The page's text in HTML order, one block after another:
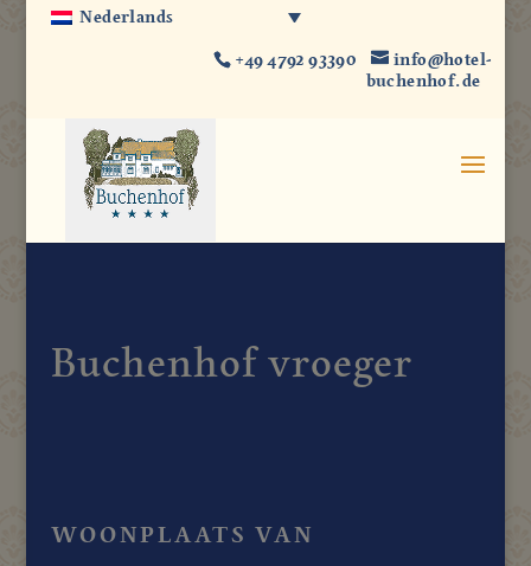
Nederlands
+49 4792 93390
info@hotel-
buchenhof.de
Buchenhof vroeger
WOONPLAATS VAN